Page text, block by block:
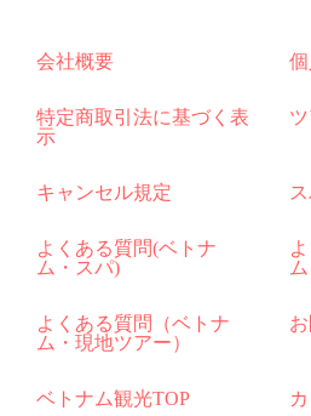
会社概要
特定商取引法に基づく表
示
キャンセル規定
よくある質問(ベトナ
ム・スパ)
よくある質問（ベトナ
ム・現地ツアー）
ベトナム観光TOP